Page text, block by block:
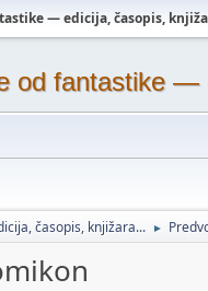
— edicija, časopis,
fantastike —
časopis, knjižara... ►